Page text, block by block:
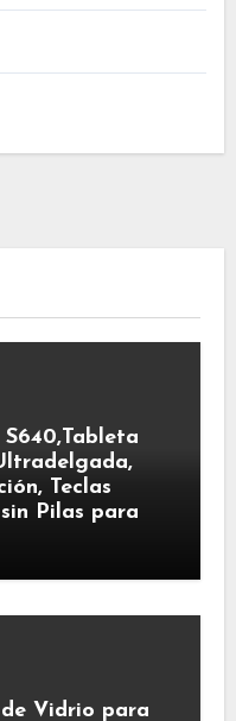
Teclas
Pilas para
Vidrio para